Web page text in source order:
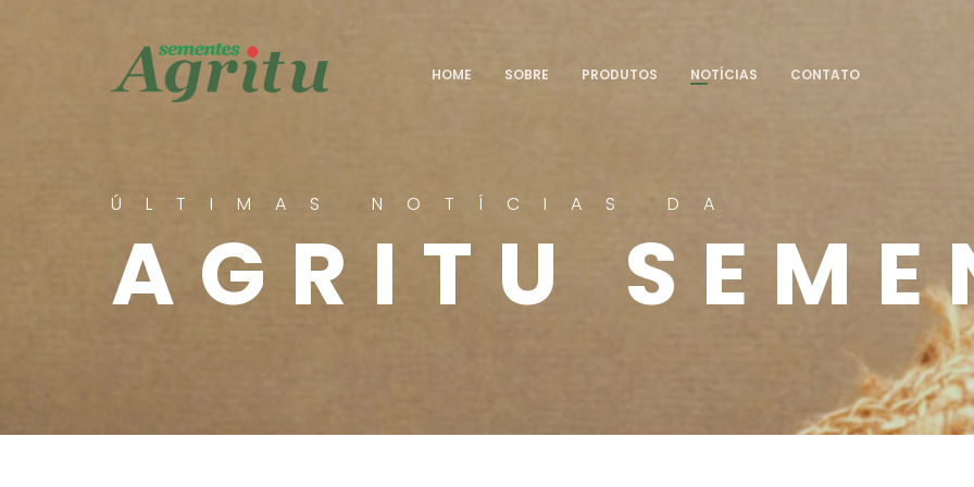
HOME SOBRE PRODUTOS NOTÍCIAS CONTATO
ÚLTIMAS NOTÍCIAS DA
AGRITU